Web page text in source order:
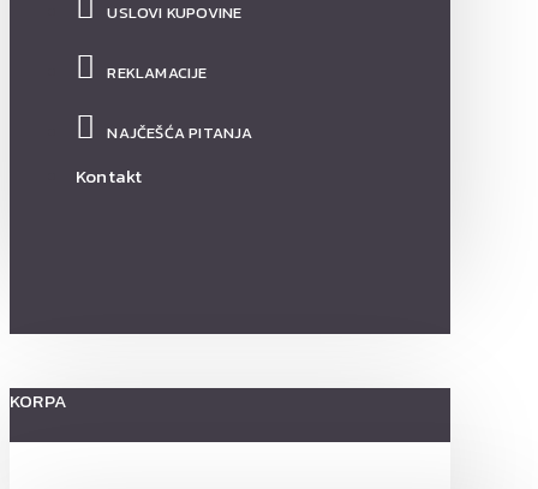
USLOVI KUPOVINE
REKLAMACIJE
NAJČEŠĆA PITANJA
Kontakt
KORPA